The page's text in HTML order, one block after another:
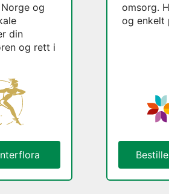
og
din
og rett i
omsorg.
og enkelt